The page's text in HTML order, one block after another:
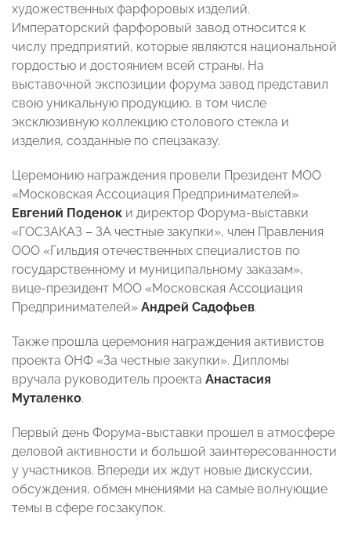
художественных фарфоровых изделий.
Императорский фарфоровый завод относится к
числу предприятий, которые являются национальной
гордостью и достоянием всей страны. На
выставочной экспозиции форума завод представил
свою уникальную продукцию, в том числе
эксклюзивную коллекцию столового стекла и
изделия, созданные по спецзаказу.
Церемонию награждения провели Президент МОО
«Московская Ассоциация Предпринимателей»
Евгений Поденок и директор Форума-выставки
«ГОСЗАКАЗ – ЗА честные закупки», член Правления
ООО «Гильдия отечественных специалистов по
государственному и муниципальному заказам»,
вице-президент МОО «Московская Ассоциация
Предпринимателей» Андрей Садофьев.
Также прошла церемония награждения активистов
проекта ОНФ «За честные закупки». Дипломы
вручала руководитель проекта Анастасия
Муталенко.
Первый день Форума-выставки прошел в атмосфере
деловой активности и большой заинтересованности
у участников. Впереди их ждут новые дискуссии,
обсуждения, обмен мнениями на самые волнующие
темы в сфере госзакупок.